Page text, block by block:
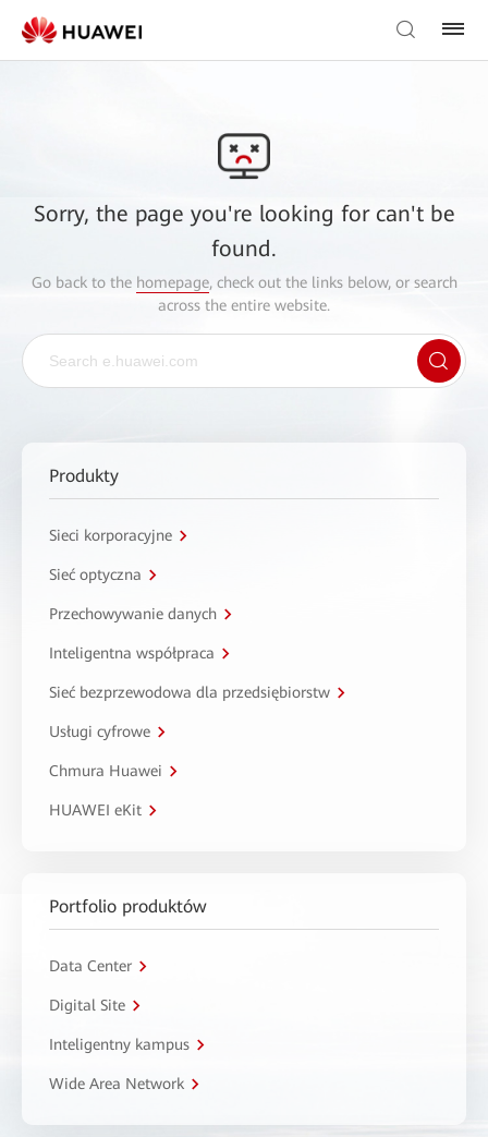
Sorry, the page you're looking for can't be
found.
Go back to the homepage, check out the links below, or search
across the entire website.
Produkty
Sieci korporacyjne
Sieć optyczna
Przechowywanie danych
Inteligentna współpraca
Sieć bezprzewodowa dla przedsiębiorstw
Usługi cyfrowe
Chmura Huawei
HUAWEI eKit
Portfolio produktów
Data Center
Digital Site
Inteligentny kampus
Wide Area Network